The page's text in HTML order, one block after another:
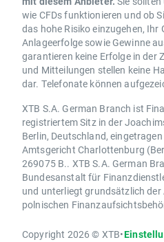
wie CFDs funktionieren und ob
das hohe Risiko einzugehen, Ihr
Anlageerfolge sowie Gewinne
garantieren keine Erfolge in der
und Mitteilungen stellen keine
dar. Telefonate können
XTB S.A. German Branch ist
registriertem Sitz in der
Berlin, Deutschland,
Amtsgericht Charlottenburg
269075 B.. XTB S.A. German
Bundesanstalt für
und unterliegt grundsätzlich
polnischen
Copyright 2026 © XTB•